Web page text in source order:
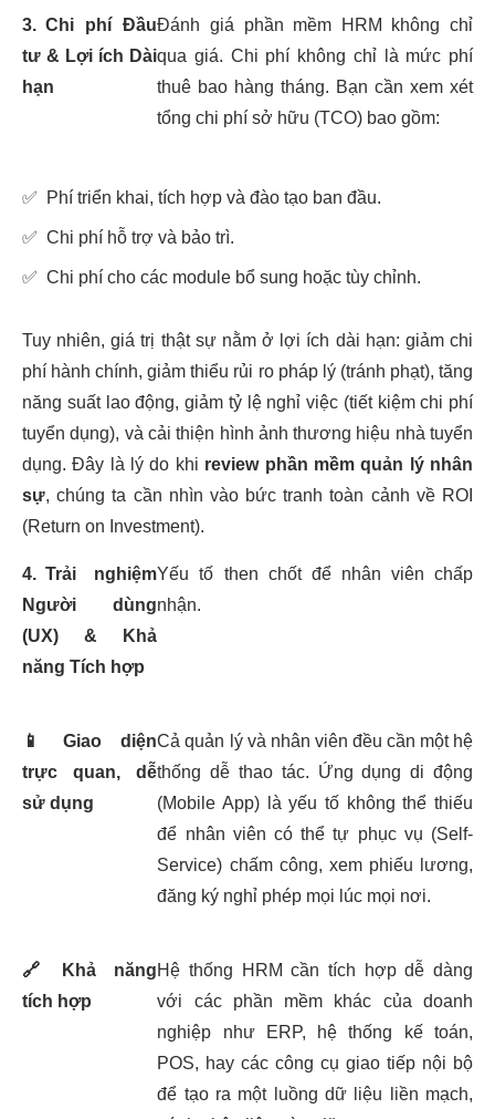
3. Chi phí Đầu
tư & Lợi ích Dài
hạn
Đánh giá phần mềm HRM không chỉ
qua giá. Chi phí không chỉ là mức phí
thuê bao hàng tháng. Bạn cần xem xét
tổng chi phí sở hữu (TCO) bao gồm:
✅ Phí triển khai, tích hợp và đào tạo ban đầu.
✅ Chi phí hỗ trợ và bảo trì.
✅ Chi phí cho các module bổ sung hoặc tùy chỉnh.
Tuy nhiên, giá trị thật sự nằm ở lợi ích dài hạn: giảm chi
phí hành chính, giảm thiểu rủi ro pháp lý (tránh phạt), tăng
năng suất lao động, giảm tỷ lệ nghỉ việc (tiết kiệm chi phí
tuyển dụng), và cải thiện hình ảnh thương hiệu nhà tuyển
dụng. Đây là lý do khi review phần mềm quản lý nhân
sự, chúng ta cần nhìn vào bức tranh toàn cảnh về ROI
(Return on Investment).
4. Trải nghiệm
Người dùng
(UX) & Khả
năng Tích hợp
Yếu tố then chốt để nhân viên chấp
nhận.
📱
Giao diện
trực quan, dễ
sử dụng
Cả quản lý và nhân viên đều cần một hệ
thống dễ thao tác. Ứng dụng di động
(Mobile App) là yếu tố không thể thiếu
để nhân viên có thể tự phục vụ (Self-
Service) chấm công, xem phiếu lương,
đăng ký nghỉ phép mọi lúc mọi nơi.
🔗
Khả năng
tích hợp
Hệ thống HRM cần tích hợp dễ dàng
với các phần mềm khác của doanh
nghiệp như ERP, hệ thống kế toán,
POS, hay các công cụ giao tiếp nội bộ
để tạo ra một luồng dữ liệu liền mạch,